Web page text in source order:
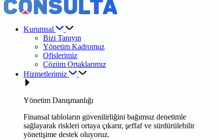
Kurumsal
Bizi Tanıyın
Yönetim Kadromuz
Ofislerimiz
Çözüm Ortaklarımız
Hizmetlerimiz
Yönetim Danışmanlığı
Finansal tabloların güvenilirliğini bağımsız denetimle
sağlayarak riskleri ortaya çıkarır, şeffaf ve sürdürülebilir
yönetişime destek oluyoruz.